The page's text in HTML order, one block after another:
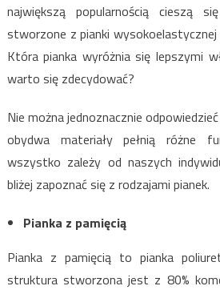
największą popularnością cieszą
stworzone z pianki wysokoelastycznej
Która pianka wyróżnia się lepszymi
warto się zdecydować?
Nie można jednoznacznie
obydwa materiały pełnią różne
wszystko zależy od naszych
bliżej zapoznać się z rodzajami pianek.
Pianka z pamięcią
Pianka z pamięcią to pianka
struktura stworzona jest z 80%